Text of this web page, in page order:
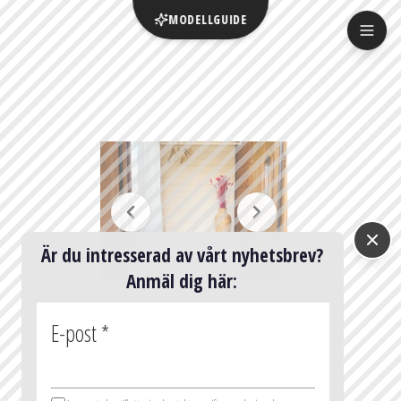
Hall med två stödben
E-post*
Är du intresserad av vårt nyhetsbrev?
Anmäl dig här:
MODELLGUIDE